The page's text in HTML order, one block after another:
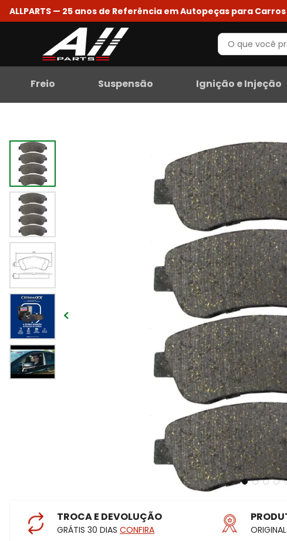
ALLPARTS — 25 anos de Referência em Autopeças para
Freio Suspensão Ignição e Injeção
TROCA E DEVOLUÇÃO
GRÁTIS 30 DIAS CONFIRA ORIGINAL